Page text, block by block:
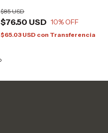
ALTERNATIVE GRAFIZONA®
$76.50 USD
$85 USD
10% OFF
$65.03 USD con Transferencia